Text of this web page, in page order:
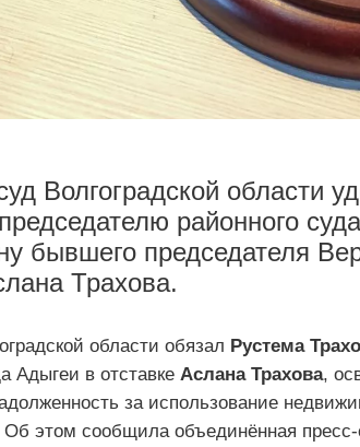
Волгоградской области
районного
бывшего председателя
Трахова.
области обязал Рустема
Адыгеи в отставкеАслана Трахова,
за использование
этом сообщила объединённая пресс-